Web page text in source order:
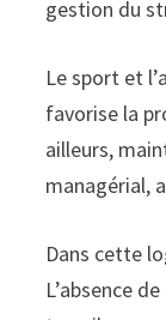
gestion du
Le sport et
favorise la
ailleurs,
managérial,
Dans cette
L’absence